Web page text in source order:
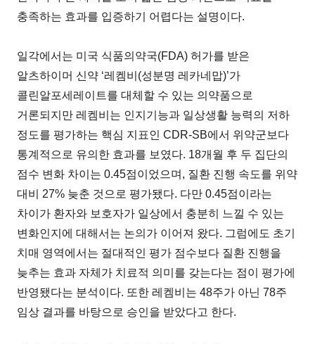
충족하는 효과를 입증하기 어렵다는 설명이다.
일각에서는 미국 식품의약국(FDA) 허가를 받은
알츠하이머 신약 ‘레켐비(성분명 레카네맙)’가
콜린알포세레이트를 대체할 수 있는 의약품으로
거론되지만 레켐비는 인지기능과 일상생활 능력의 저하
정도를 평가하는 핵심 지표인 CDR-SB에서 위약군보다
통계적으로 유의한 효과를 보였다. 18개월 후 두 집단의
점수 변화 차이는 0.45점이었으며, 질환 진행 속도를 위약
대비 27% 늦춘 것으로 평가됐다. 다만 0.45점이라는
차이가 환자와 보호자가 일상에서 충분히 느낄 수 있는
변화인지에 대해서는 논의가 이어져 왔다. 그럼에도 초기
치매 영역에서는 절대적인 평가 점수보다 질환 진행을
늦추는 효과 자체가 치료적 의미를 갖는다는 점이 평가에
반영됐다는 분석이다. 또한 레켐비는 48주가 아닌 78주
임상 결과를 바탕으로 승인을 받았다고 한다.